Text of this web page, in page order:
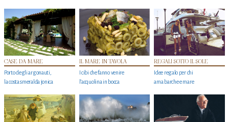
CASE DA MARE
Porto degli argonauti,
la costa smeralda jonica
IL MARE IN TAVOLA
I cibi che fanno venire
l’acquolina in bocca
REGALI SOTTO IL SOLE
Idee regalo per chi
ama barche e mare